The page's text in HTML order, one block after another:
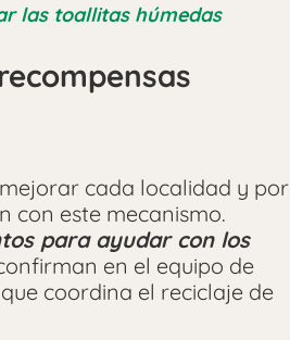
las toallitas húmedas
cada localidad y por
con este mecanismo.
para ayudar con los
en el equipo de
coordina el reciclaje de